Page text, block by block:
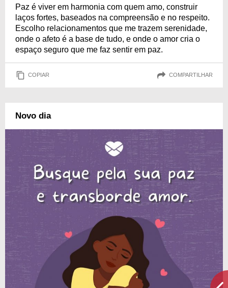
Paz é viver em harmonia com quem amo, construir
laços fortes, baseados na compreensão e no respeito.
Escolho relacionamentos que me trazem serenidade,
onde o afeto é a base de tudo, e onde o amor cria o
espaço seguro que me faz sentir em paz.
COPIAR COMPARTILHAR
Novo dia